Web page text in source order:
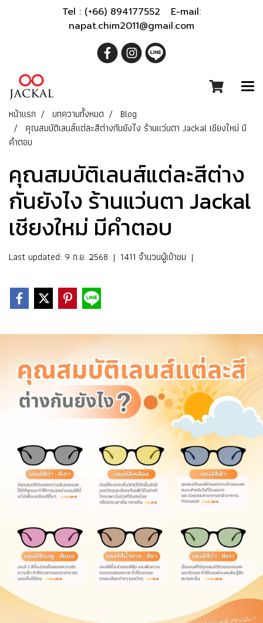
Tel : (+66) 894177552 E-mail:
napat.chim2011@gmail.com
หน้าแรก บทความทั้งหมด
Blog
คุณสมบัติเลนส์แต่ละสีต่างกันยังไง ร้านแว่นตา Jackal เชียงใหม่ มี
คำตอบ
คุณสมบัติเลนส์แต่ละสีต่าง
กันยังไง ร้านแว่นตา Jackal
เชียงใหม่ มีคำตอบ
Last updated: 9 ก.ย. 2568 | 1411 จำนวนผู้เข้าชม |